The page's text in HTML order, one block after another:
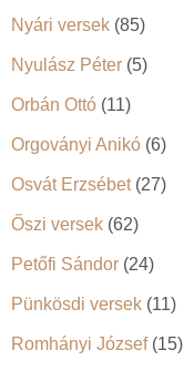
Nyári versek (85)
Nyulász Péter (5)
Orbán Ottó (11)
Orgoványi Anikó (6)
Osvát Erzsébet(27)
Őszi versek (62)
Petőfi Sándor (24)
Pünkösdi versek (11)
Romhányi József(15)